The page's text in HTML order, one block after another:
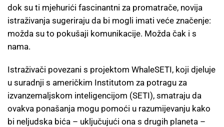
dok su ti mjehurići fascinantni za promatrače, novija
istraživanja sugeriraju da bi mogli imati veće značenje:
možda su to pokušaji komunikacije. Možda čak i s
nama.
Istraživači povezani s projektom WhaleSETI, koji djeluje
u suradnji s američkim Institutom za potragu za
izvanzemaljskom inteligencijom (SETI), smatraju da
ovakva ponašanja mogu pomoći u razumijevanju kako
bi neljudska bića – uključujući ona s drugih planeta –